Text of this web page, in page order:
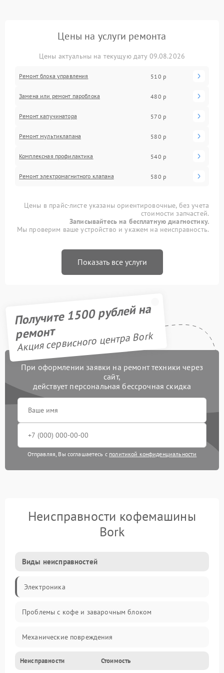
Цены на услуги ремонта
Цены актуальны на текущую дату 09.08.2026
Ремонт блока управления 510 р
Замена или ремонт пароблока 480 р
Ремонт капучинатора 570 р
Ремонт мультиклапана 580 р
Комплексная профилактика 540 р
Ремонт электромагнитного клапана 580 р
Цены в прайс-листе указаны ориентировочные, без учета
стоимости запчастей.
Записывайтесь на бесплатную диагностику.
Мы проверим ваше устройство и укажем на неисправность.
Показать все услуги
Получите 1500 рублей на
ремонт
Акция сервисного центра Bork
При оформлении заявки на ремонт техники через
сайт,
действует персональная бессрочная скидка
Отправляя, Вы соглашаетесь с политикой конфиденциальности
Неисправности кофемашины
Bork
Виды неисправностей
Электроника
Проблемы с кофе и заварочным блоком
Механические повреждения
Прочие неисправности
Неисправности Стоимость